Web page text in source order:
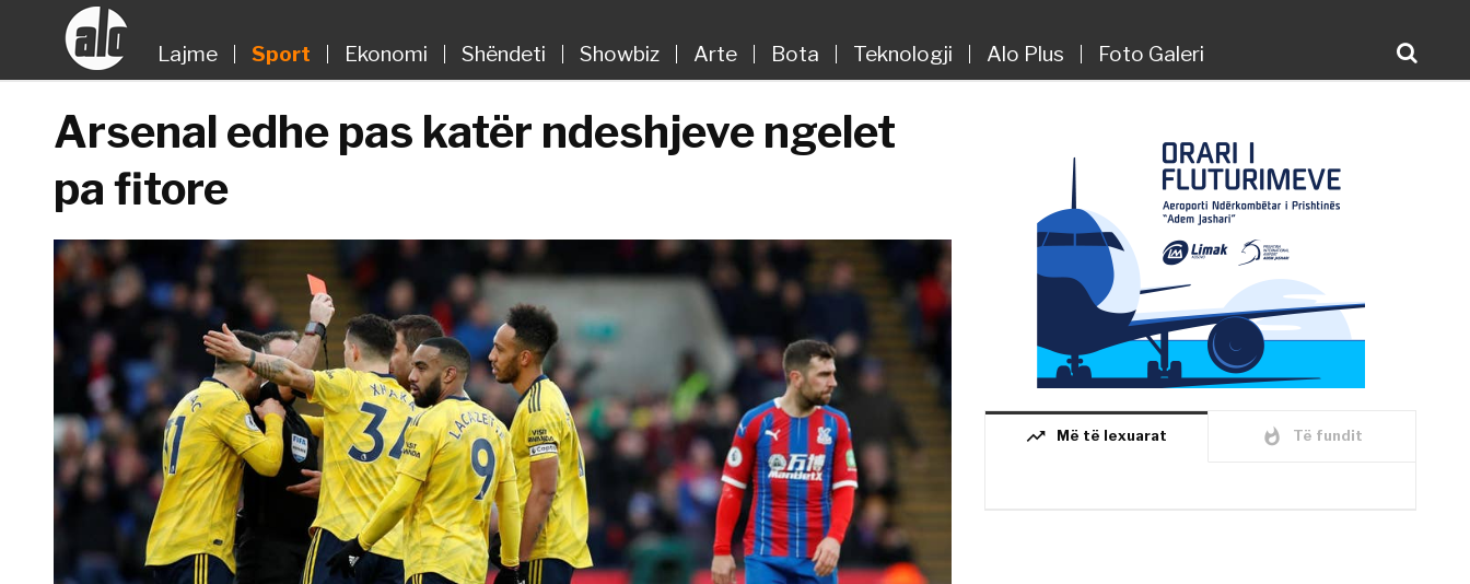
Lajme Sport Ekonomi Shëndeti Showbiz Arte Bota Teknologji Alo Plus Foto Galeri
Arsenal edhe pas katër ndeshjeve ngelet
pa fitore
trending_up Më të lexuarat whatshot Të fundit